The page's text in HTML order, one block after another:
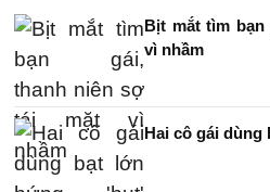
Bịt mắt tìm
vì nhầm
Hai cô gái